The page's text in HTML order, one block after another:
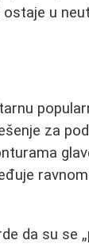
u
za
da su se